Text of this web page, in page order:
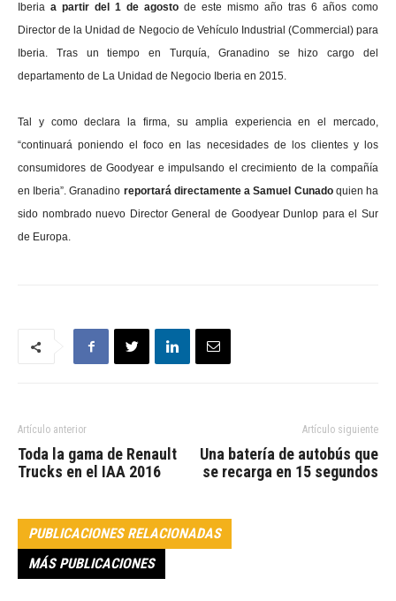
Iberia a partir del 1 de agosto de este mismo año tras 6 años como
Director de la Unidad de Negocio de Vehículo Industrial (Commercial) para
Iberia. Tras un tiempo en Turquía, Granadino se hizo cargo del
departamento de La Unidad de Negocio Iberia en 2015.
Tal y como declara la firma, su amplia experiencia en el mercado,
“continuará poniendo el foco en las necesidades de los clientes y los
consumidores de Goodyear e impulsando el crecimiento de la compañía
en Iberia”. Granadino reportará directamente a Samuel Cunadoquien ha
sido nombrado nuevo Director General de Goodyear Dunlop para el Sur
de Europa.
Artículo anterior
Toda la gama de Renault
Trucks en el IAA 2016
Artículo siguiente
Una batería de autobús que
se recarga en 15 segundos
PUBLICACIONES RELACIONADAS
MÁS PUBLICACIONES